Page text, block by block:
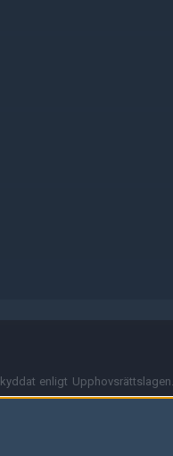
enligt
enskild skribent och
frågor rörande sajten kan du